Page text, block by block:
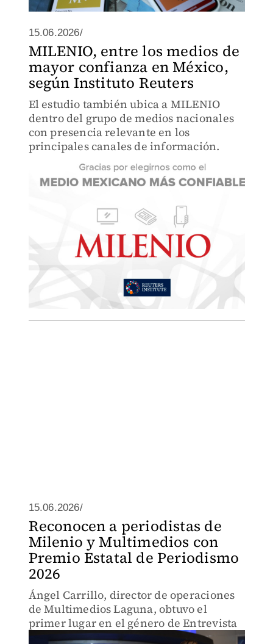
15.06.2026/
MILENIO, entre los medios de
mayor confianza en México,
según Instituto Reuters
El estudio también ubica a MILENIO
dentro del grupo de medios nacionales
con presencia relevante en los
principales canales de información.
15.06.2026/
Reconocen a periodistas de
Milenio y Multimedios con
Premio Estatal de Periodismo
2026
Ángel Carrillo, director de operaciones
de Multimedios Laguna, obtuvo el
primer lugar en el género de Entrevista